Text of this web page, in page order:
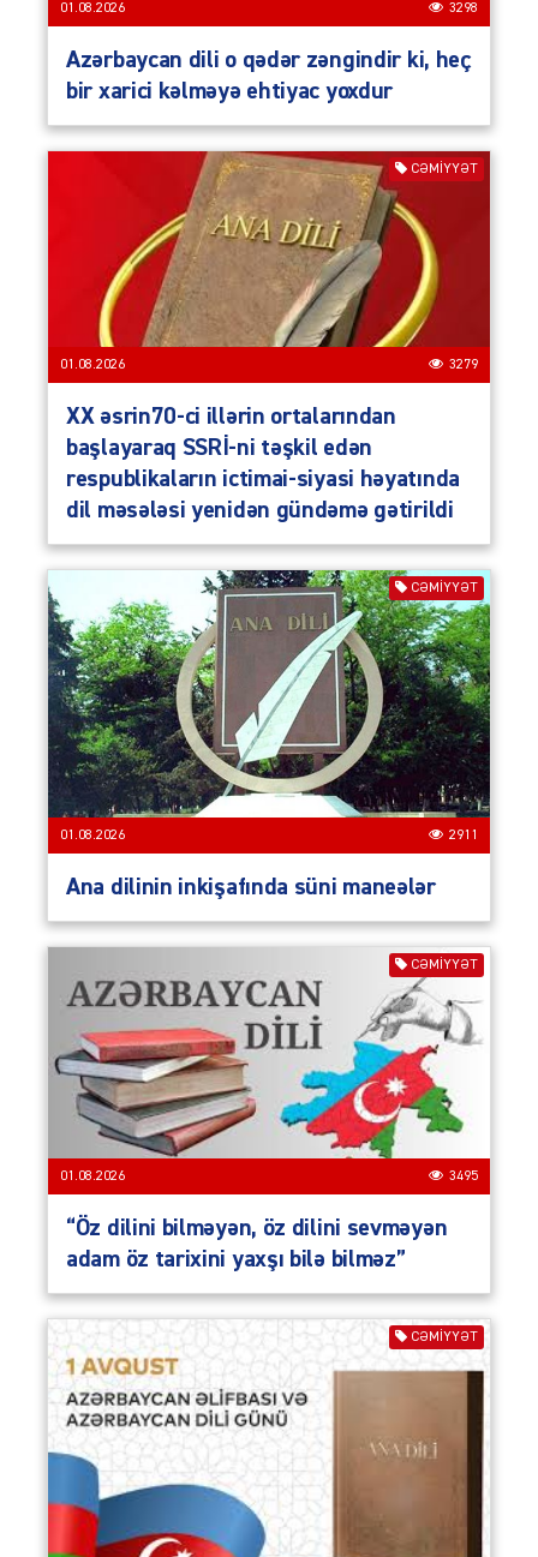
01.08.2026 3298
Azərbaycan dili o qədər zəngindir ki, heç
bir xarici kəlməyə ehtiyac yoxdur
CƏMIYYƏT
01.08.2026 3279
XX əsrin70-ci illərin ortalarından
başlayaraq SSRİ-ni təşkil edən
respublikaların ictimai-siyasi həyatında
dil məsələsi yenidən gündəmə gətirildi
CƏMIYYƏT
01.08.2026 2911
Ana dilinin inkişafında süni maneələr
CƏMIYYƏT
01.08.2026 3495
“Öz dilini bilməyən, öz dilini sevməyən
adam öz tarixini yaxşı bilə bilməz”
CƏMIYYƏT